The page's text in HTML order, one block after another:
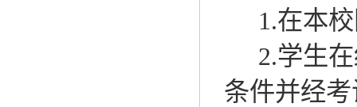
1.在本
2.学生
条件并经